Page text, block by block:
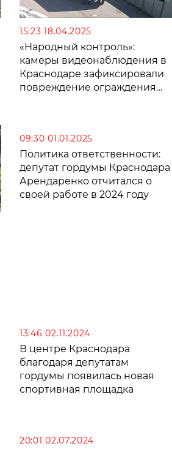
15:23 18.04.2025
«Народный контроль»:
камеры видеонаблюдения в
Краснодаре зафиксировали
повреждение ограждения
09:30 01.01.2025
Политика ответственности:
депутат гордумы Краснодара
Арендаренко отчитался о
своей работе в 2024 году
13:46 02.11.2024
В центре Краснодара
благодаря депутатам
гордумы появилась новая
спортивная площадка
20:01 02.07.2024